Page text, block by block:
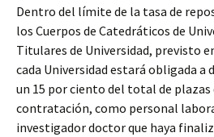
Dentro del límite de la tasa de
los Cuerpos de Catedráticos de
Titulares de Universidad, previsto
cada Universidad estará obligada
un 15 por ciento del total de plazas
contratación, como personal
investigador doctor que haya